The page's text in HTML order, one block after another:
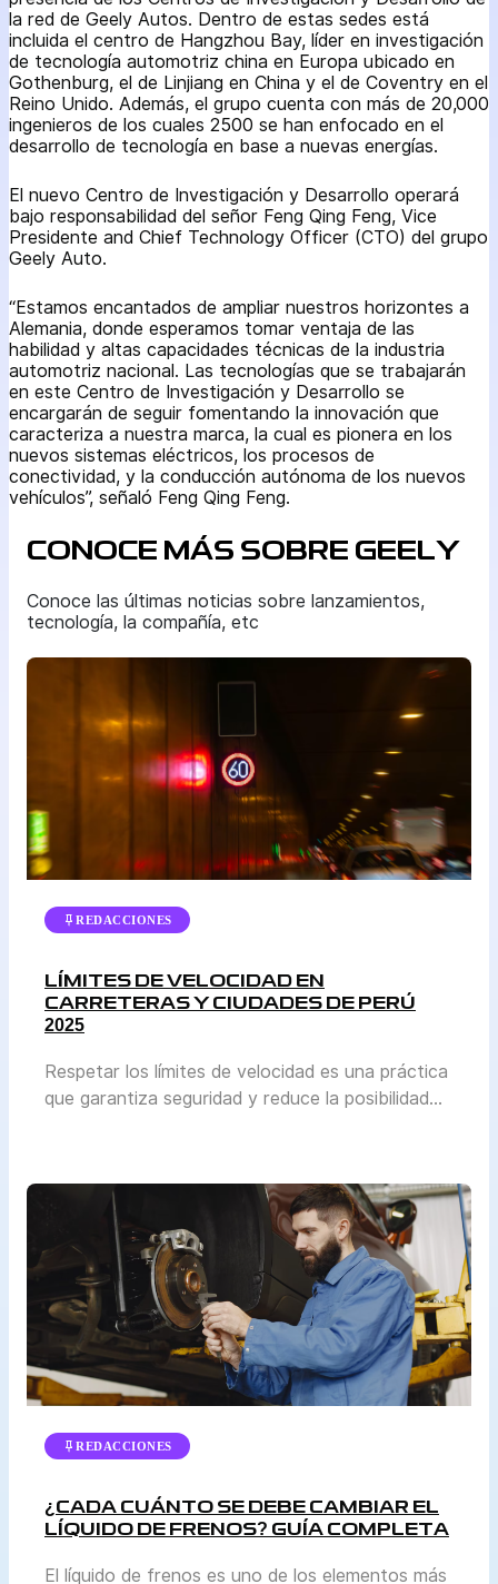
la red de Geely Autos. Dentro de estas sedes está
incluida el centro de Hangzhou Bay, líder en investigación
de tecnología automotriz china en Europa ubicado en
Gothenburg, el de Linjiang en China y el de Coventry en el
Reino Unido. Además, el grupo cuenta con más de 20,000
ingenieros de los cuales 2500 se han enfocado en el
desarrollo de tecnología en base a nuevas energías.
El nuevo Centro de Investigación y Desarrollo operará
bajo responsabilidad del señor Feng Qing Feng, Vice
Presidente and Chief Technology Officer (CTO) del grupo
Geely Auto.
“Estamos encantados de ampliar nuestros horizontes a
Alemania, donde esperamos tomar ventaja de las
habilidad y altas capacidades técnicas de la industria
automotriz nacional. Las tecnologías que se trabajarán
en este Centro de Investigación y Desarrollo se
encargarán de seguir fomentando la innovación que
caracteriza a nuestra marca, la cual es pionera en los
nuevos sistemas eléctricos, los procesos de
conectividad, y la conducción autónoma de los nuevos
vehículos”, señaló Feng Qing Feng.
CONOCE MÁS SOBRE GEELY
Conoce las últimas noticias sobre lanzamientos,
tecnología, la compañía, etc
REDACCIONES
LÍMITES DE VELOCIDAD EN
CARRETERAS Y CIUDADES DE PERÚ
2025
Respetar los límites de velocidad es una práctica
que garantiza seguridad y reduce la posibilidad
parque automotor y a las condiciones reales de
tránsito en cada región. El Ministerio de
Transportes y Comunicaciones (MTC) y la
Superintendencia de Transporte Terrestre de […]
REDACCIONES
¿CADA CUÁNTO SE DEBE CAMBIAR EL
LÍQUIDO DE FRENOS? GUÍA COMPLETA
El líquido de frenos es uno de los elementos más